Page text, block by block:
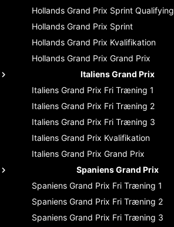
Hollands Grand Prix Sprint Qualifying
Hollands Grand Prix Sprint
Hollands Grand Prix Kvalifikation
Hollands Grand Prix Grand Prix
Italiens Grand Prix
Italiens Grand Prix Fri Træning 1
Italiens Grand Prix Fri Træning 2
Italiens Grand Prix Fri Træning 3
Italiens Grand Prix Kvalifikation
Italiens Grand Prix Grand Prix
Spaniens Grand Prix
Spaniens Grand Prix Fri Træning 1
Spaniens Grand Prix Fri Træning 2
Spaniens Grand Prix Fri Træning 3